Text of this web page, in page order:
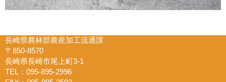
長崎県農林部農産加工流通課
〒850-8570
長崎県長崎市尾上町3-1
TEL：095-895-2996